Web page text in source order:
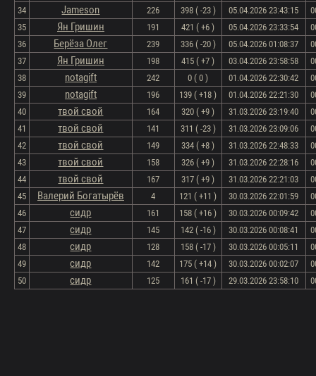
34
Jameson 226 398 ( -23 ) 05.04.2026 23:43:15
35
Ян Гришин 191 421 ( +6 ) 05.04.2026 23:33:54
36
Берёза Олег 239 336 ( -20 ) 05.04.2026 01:08:37
37
Ян Гришин 198 415 ( +7 ) 03.04.2026 23:58:58
38
notagift 242 0 ( 0 ) 01.04.2026 22:30:42
39
notagift 196 139 ( +18 ) 01.04.2026 22:21:30
40
твой свой 164 320 ( +9 ) 31.03.2026 23:19:40
41
твой свой 141 311 ( -23 ) 31.03.2026 23:09:06
42
твой свой 149 334 ( +8 ) 31.03.2026 22:48:33
43
твой свой 158 326 ( +9 ) 31.03.2026 22:28:16
44
твой свой 167 317 ( +9 ) 31.03.2026 22:21:03
45
Валерий Богатырёв 4 121 ( +11 ) 30.03.2026 22:01:59
46
сидр 161 158 ( +16 ) 30.03.2026 00:09:42
47
сидр 145 142 ( -16 ) 30.03.2026 00:08:41
48
сидр 128 158 ( -17 ) 30.03.2026 00:05:11
49
сидр 142 175 ( +14 ) 30.03.2026 00:02:07
50
сидр 125 161 ( -17 ) 29.03.2026 23:58:10